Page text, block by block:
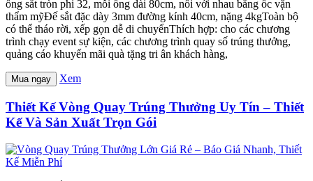
ống sắt tròn phi 32, mỗi ống dài 80cm, nối với nhau bằng ốc vặn
thẩm mỹĐế sắt đặc dày 3mm đường kính 40cm, nặng 4kgToàn bộ
có thể tháo rời, xếp gọn dễ di chuyểnThích hợp: cho các chương
trình chạy event sự kiện, các chương trình quay số trúng thưởng,
quảng cáo khuyến mãi quà tặng tri ân khách hàng,
Mua ngay Xem
Thiết Kế Vòng Quay Trúng Thưởng Uy Tín – Thiết
Kế Và Sản Xuất Trọn Gói